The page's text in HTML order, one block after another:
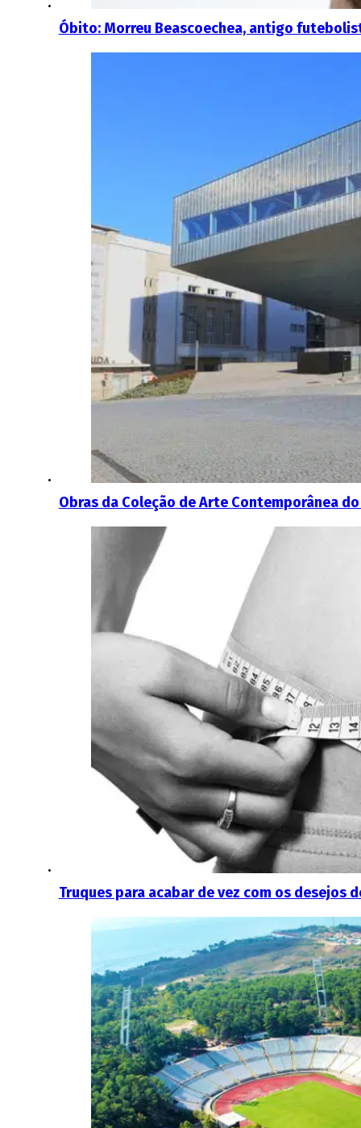
Óbito: Morreu Beascoechea, antigo
Obras da Coleção de Arte Contemporânea
Truques para acabar de vez com os desejos